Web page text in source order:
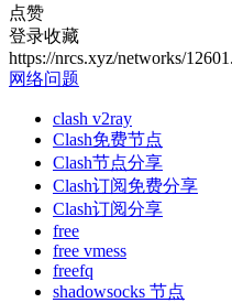
点赞
登录收藏
https://nrcs.xyz/networks/
网络问题
clash v2ray
Clash免费节点
Clash节点分享
Clash订阅免费分享
Clash订阅分享
free
free vmess
freefq
shadowsocks 节点